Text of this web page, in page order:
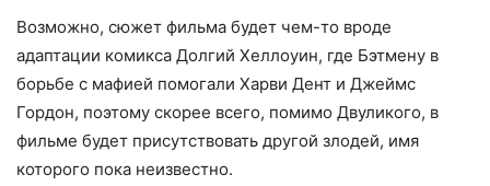
Возможно, сюжет фильма будет чем-то вроде
адаптации комикса Долгий Хеллоуин, где Бэтмену в
борьбе с мафией помогали Харви Дент и Джеймс
Гордон, поэтому скорее всего, помимо Двуликого, в
фильме будет присутствовать другой злодей, имя
которого пока неизвестно.